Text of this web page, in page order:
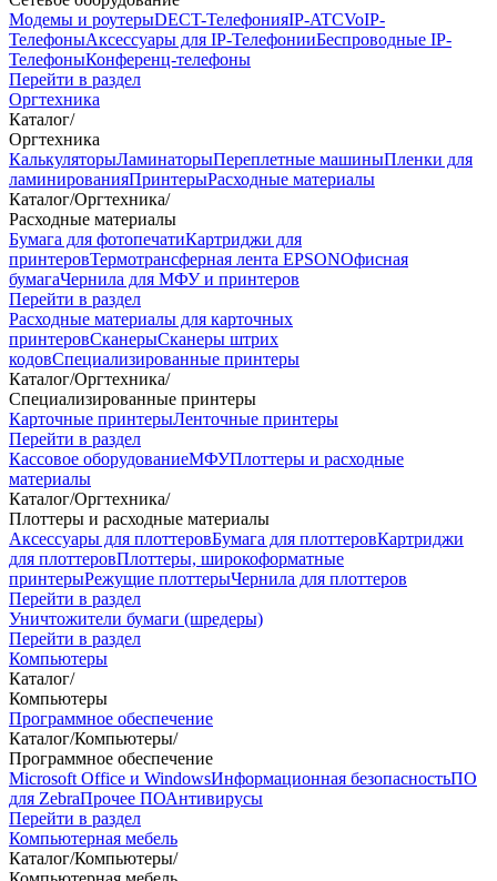
Модемы и роутерыDECT-ТелефонияIP-ATCVoIP-
ТелефоныАксессуары для IP-ТелефонииБеспроводные IP-
ТелефоныКонференц-телефоны
Перейти в раздел
Оргтехника
Каталог/
Оргтехника
КалькуляторыЛаминаторыПереплетные машиныПленки для
ламинированияПринтерыРасходные материалы
Каталог/Оргтехника/
Расходные материалы
Бумага для фотопечатиКартриджи для
принтеровТермотрансферная лента EPSONОфисная
бумагаЧернила для МФУ и принтеров
Перейти в раздел
Расходные материалы для карточных
принтеровСканерыСканеры штрих
кодовСпециализированные принтеры
Каталог/Оргтехника/
Специализированные принтеры
Карточные принтерыЛенточные принтеры
Перейти в раздел
Кассовое оборудованиеМФУПлоттеры и расходные
материалы
Каталог/Оргтехника/
Плоттеры и расходные материалы
Аксессуары для плоттеровБумага для плоттеровКартриджи
для плоттеровПлоттеры, широкоформатные
принтерыРежущие плоттерыЧернила для плоттеров
Перейти в раздел
Уничтожители бумаги (шредеры)
Перейти в раздел
Компьютеры
Каталог/
Компьютеры
Программное обеспечение
Каталог/Компьютеры/
Программное обеспечение
Microsoft Office и WindowsИнформационная безопасностьПО
для ZebraПрочее ПОАнтивирусы
Перейти в раздел
Компьютерная мебель
Каталог/Компьютеры/